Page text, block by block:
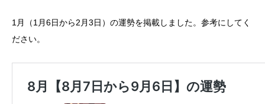
1月（1月6日から2月3日）の運勢を掲載しました。参考にしてく
ださい。